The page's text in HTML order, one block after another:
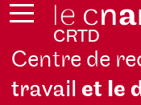
Centre de
travailet le